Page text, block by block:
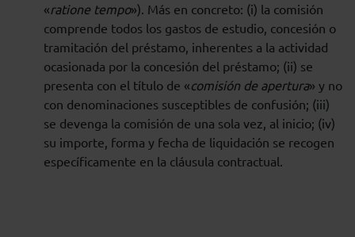
«ratione tempo»). Más en concreto: (i) la comisión
comprende todos los gastos de estudio, concesión o
tramitación del préstamo, inherentes a la actividad
ocasionada por la concesión del préstamo; (ii) se
presenta con el título de «comisión de apertura» y no
con denominaciones susceptibles de confusión; (iii)
se devenga la comisión de una sola vez, al inicio; (iv)
su importe, forma y fecha de liquidación se recogen
específicamente en la cláusula contractual.